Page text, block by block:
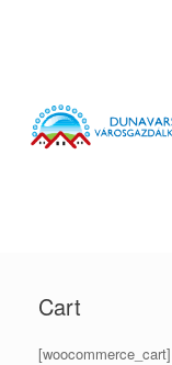
Cart
[woocommerce_cart]